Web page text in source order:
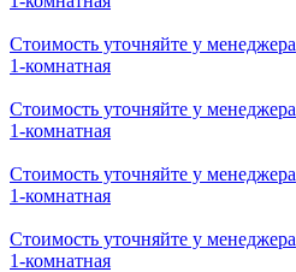
Стоимость уточняйте у менеджера
1-комнатная
Стоимость уточняйте у менеджера
1-комнатная
Стоимость уточняйте у менеджера
1-комнатная
Стоимость уточняйте у менеджера
1-комнатная